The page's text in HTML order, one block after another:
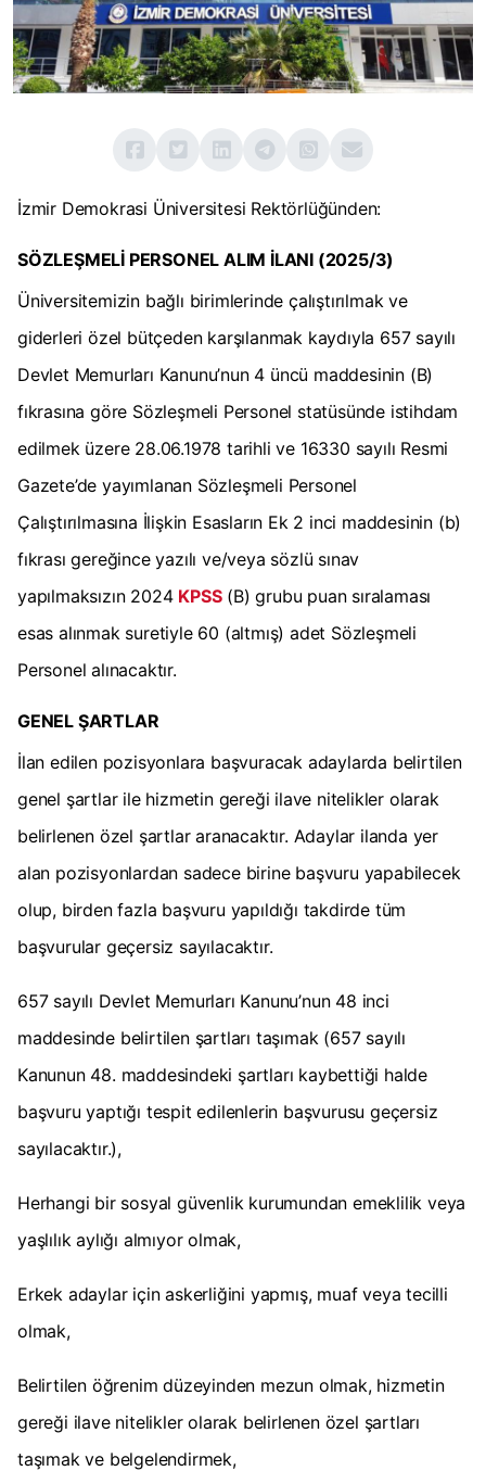
İzmir Demokrasi Üniversitesi Rektörlüğünden:
SÖZLEŞMELİ PERSONEL ALIM İLANI (2025/3)
Üniversitemizin bağlı birimlerinde çalıştırılmak ve
giderleri özel bütçeden karşılanmak kaydıyla 657 sayılı
Devlet Memurları Kanunu’nun 4 üncü maddesinin (B)
fıkrasına göre Sözleşmeli Personel statüsünde istihdam
edilmek üzere 28.06.1978 tarihli ve 16330 sayılı Resmi
Gazete’de yayımlanan Sözleşmeli Personel
Çalıştırılmasına İlişkin Esasların Ek 2 inci maddesinin (b)
fıkrası gereğince yazılı ve/veya sözlü sınav
yapılmaksızın 2024 KPSS(B) grubu puan sıralaması
esas alınmak suretiyle 60 (altmış) adet Sözleşmeli
Personel alınacaktır.
GENEL ŞARTLAR
İlan edilen pozisyonlara başvuracak adaylarda belirtilen
genel şartlar ile hizmetin gereği ilave nitelikler olarak
belirlenen özel şartlar aranacaktır. Adaylar ilanda yer
alan pozisyonlardan sadece birine başvuru yapabilecek
olup, birden fazla başvuru yapıldığı takdirde tüm
başvurular geçersiz sayılacaktır.
657 sayılı Devlet Memurları Kanunu’nun 48 inci
maddesinde belirtilen şartları taşımak (657 sayılı
Kanunun 48. maddesindeki şartları kaybettiği halde
başvuru yaptığı tespit edilenlerin başvurusu geçersiz
sayılacaktır.),
Herhangi bir sosyal güvenlik kurumundan emeklilik veya
yaşlılık aylığı almıyor olmak,
Erkek adaylar için askerliğini yapmış, muaf veya tecilli
olmak,
Belirtilen öğrenim düzeyinden mezun olmak, hizmetin
gereği ilave nitelikler olarak belirlenen özel şartları
taşımak ve belgelendirmek,